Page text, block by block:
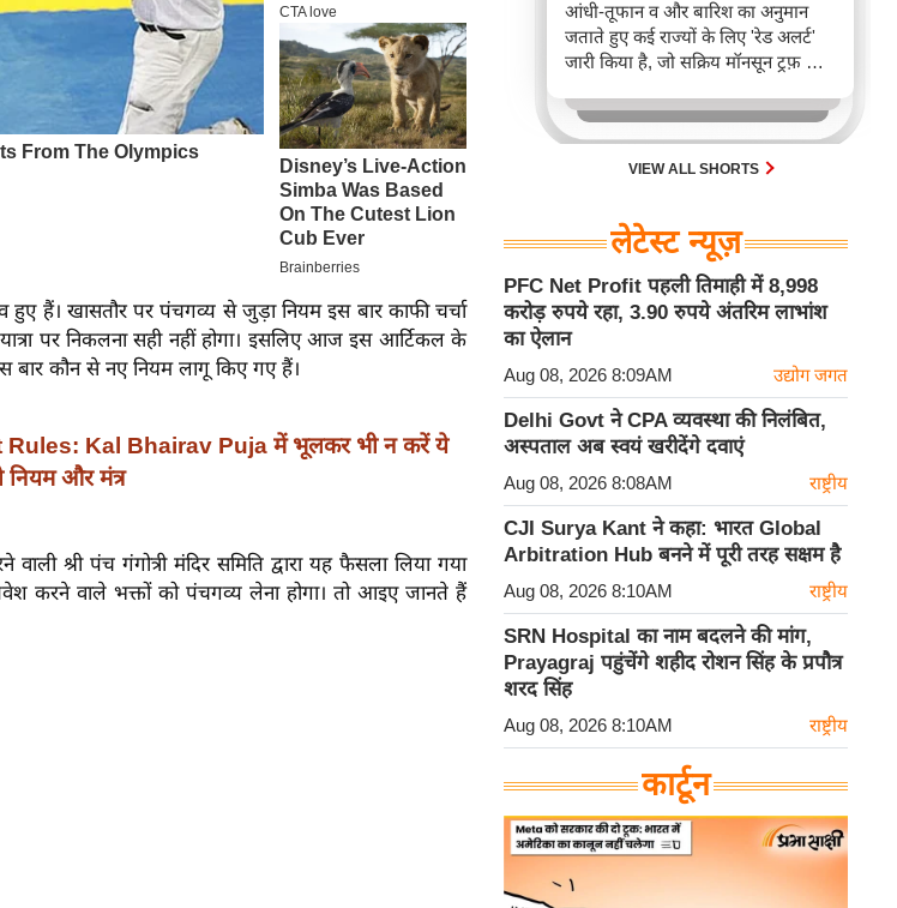
हैं। खासतौर पर पंचगव्य से जुड़ा नियम इस बार काफी चर्चा
पर निकलना सही नहीं होगा। इसलिए आज इस आर्टिकल के
कौन से नए नियम लागू किए गए हैं।
Kal Bhairav Puja में भूलकर भी न करें ये
और मंत्र
श्री पंच गंगोत्री मंदिर समिति द्वारा यह फैसला लिया गया
करने वाले भक्तों को पंचगव्य लेना होगा। तो आइए जानते हैं
आंधी-तूफान व और बारिश का अनुमान
जताते हुए कई राज्यों के लिए 'रेड अलर्ट'
जारी किया है, जो सक्रिय मॉनसून ट्रफ़ और
जिससे यातायात बाधित होने के साथ-साथ
सफदरजंग अस्पताल में भी जलभराव की
स्थिति बनी।VIEW ALL SHORTS
लेटेस्ट न्यूज़
PFC Net Profit पहली तिमाही में 8,998
करोड़ रुपये रहा, 3.90 रुपये अंतरिम लाभांश
का ऐलान
Aug 08, 2026 8:09AM उद्योग जगत
Delhi Govt ने CPA व्यवस्था की निलंबित,
अस्पताल अब स्वयं खरीदेंगे दवाएं
Aug 08, 2026 8:08AM राष्ट्रीय
CJI Surya Kant ने कहा: भारत Global
Arbitration Hub बनने में पूरी तरह सक्षम है
Aug 08, 2026 8:10AM राष्ट्रीय
SRN Hospital का नाम बदलने की मांग,
Prayagraj पहुंचेंगे शहीद रोशन सिंह के प्रपौत्र
शरद सिंह
Aug 08, 2026 8:10AM राष्ट्रीय
कार्टून